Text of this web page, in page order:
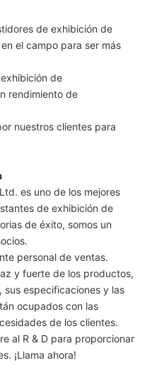
de exhibición de
el campo para ser más
de
rendimiento de
nuestros clientes para
es uno de los mejores
de exhibición de
de éxito, somos un
personal de ventas.
y fuerte de los productos,
especificaciones y las
ocupados con las
de los clientes.
al R & D para proporcionar
¡Llama ahora!